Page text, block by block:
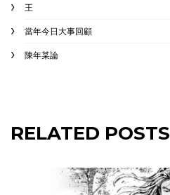
王
當年今日大事回顧
陳年某論
RELATED POSTS